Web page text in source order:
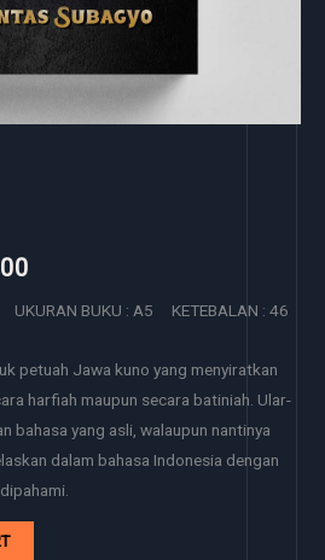
UKURAN BUKU : A5 KETEBALAN : 46
petuah Jawa kuno yang menyiratkan
harfiah maupun secara batiniah. Ular-
bahasa yang asli, walaupun nantinya
dalam bahasa Indonesia dengan